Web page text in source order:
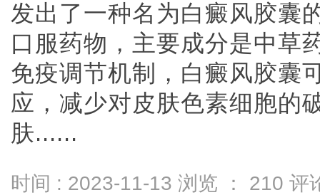
发出了一种名为白癜风胶囊
口服药物，主要成分是中草
免疫调节机制，白癜风胶囊
应，减少对皮肤色素细胞的
肤......
时间 : 2023-11-13 浏览 ： 210 评